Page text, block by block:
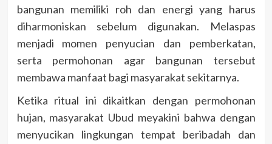
bangunan memiliki roh dan energi yang harus
diharmoniskan sebelum digunakan. Melaspas
menjadi momen penyucian dan pemberkatan,
serta permohonan agar bangunan tersebut
membawa manfaat bagi masyarakat sekitarnya.
Ketika ritual ini dikaitkan dengan permohonan
hujan, masyarakat Ubud meyakini bahwa dengan
menyucikan lingkungan tempat beribadah dan